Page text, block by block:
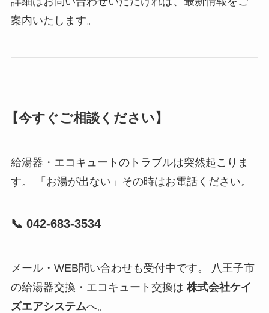
案内いたします。
【今すぐご相談ください】
給湯器・エコキュートのトラブルは突然起こりま
す。 「お湯が出ない」その時はお電話ください。
📞 042-683-3534
メール・WEB問い合わせも受付中です。 八王子市
の給湯器交換・エコキュート交換は 株式会社ケイ
ズエアシステムへ。